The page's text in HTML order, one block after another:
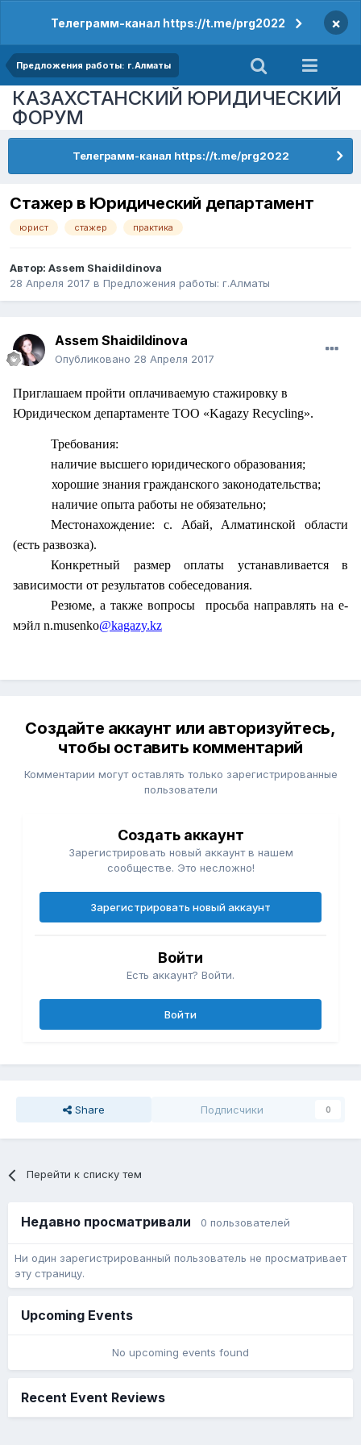
Телеграмм-канал https://t.me/prg2022 ×
Предложения работы: г.Алматы
КАЗАХСТАНСКИЙ ЮРИДИЧЕСКИЙ
ФОРУМ
Телеграмм-канал https://t.me/prg2022
Стажер в Юридический департамент
юрист стажер практика
Автор: Assem Shaidildinova
28 Апреля 2017 в Предложения работы: г.Алматы
Assem Shaidildinova
Опубликовано 28 Апреля 2017
Приглашаем пройти оплачиваемую стажировку в
Юридическом департаменте ТОО «Kagazy Recycling».
Требования:
наличие высшего юридического образования;
хорошие знания гражданского законодательства;
наличие опыта работы не обязательно;
Местонахождение: с. Абай, Алматинской области
(есть развозка).
Конкретный размер оплаты устанавливается в
зависимости от результатов собеседования.
Резюме, а также вопросы просьба направлять на е-
мэйл n.musenko@kagazy.kz
Создайте аккаунт или авторизуйтесь,
чтобы оставить комментарий
Комментарии могут оставлять только зарегистрированные
пользователи
Создать аккаунт
Зарегистрировать новый аккаунт в нашем
сообществе. Это несложно!
Зарегистрировать новый аккаунт
Войти
Есть аккаунт? Войти.
Войти
Share Подписчики 0
Перейти к списку тем
Недавно просматривали 0 пользователей
Ни один зарегистрированный пользователь не просматривает
эту страницу.
Upcoming Events
No upcoming events found
Recent Event Reviews